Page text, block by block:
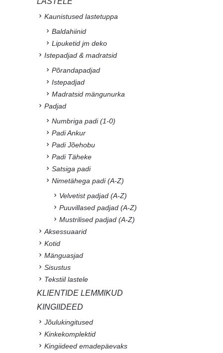
Kaunistused lastetuppa
Baldahiinid
Lipuketid jm deko
Istepadjad & madratsid
Põrandapadjad
Istepadjad
Madratsid mängunurka
Padjad
Numbriga padi (1-0)
Padi Ankur
Padi Jõehobu
Padi Täheke
Satsiga padi
Nimetähega padi (A-Z)
Velvetist padjad (A-Z)
Puuvillased padjad (A-Z)
Mustrilised padjad (A-Z)
Aksessuaarid
Kotid
Mänguasjad
Sisustus
Tekstiil lastele
KLIENTIDE LEMMIKUD
KINGIIDEED
Jõulukingitused
Kinkekomplektid
Kingiideed emadepäevaks